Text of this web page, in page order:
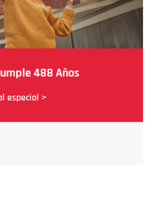
488 Años
especial >